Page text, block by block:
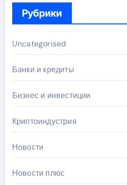
Рубрики
Uncategorised
Банки и кредиты
Бизнес и инвестиции
Криптоиндустрия
Новости
Новости плюс